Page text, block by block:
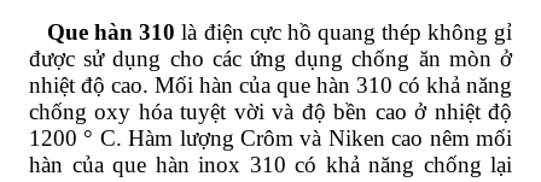
Que hàn 310 là điện cực hồ quang thép không gỉ
được sử dụng cho các ứng dụng chống ăn mòn ở
nhiệt độ cao. Mối hàn của que hàn 310 có khả năng
chống oxy hóa tuyệt vời và độ bền cao ở nhiệt độ
1200 ° C. Hàm lượng Crôm và Niken cao nêm mối
hàn của que hàn inox 310 có khả năng chống lại